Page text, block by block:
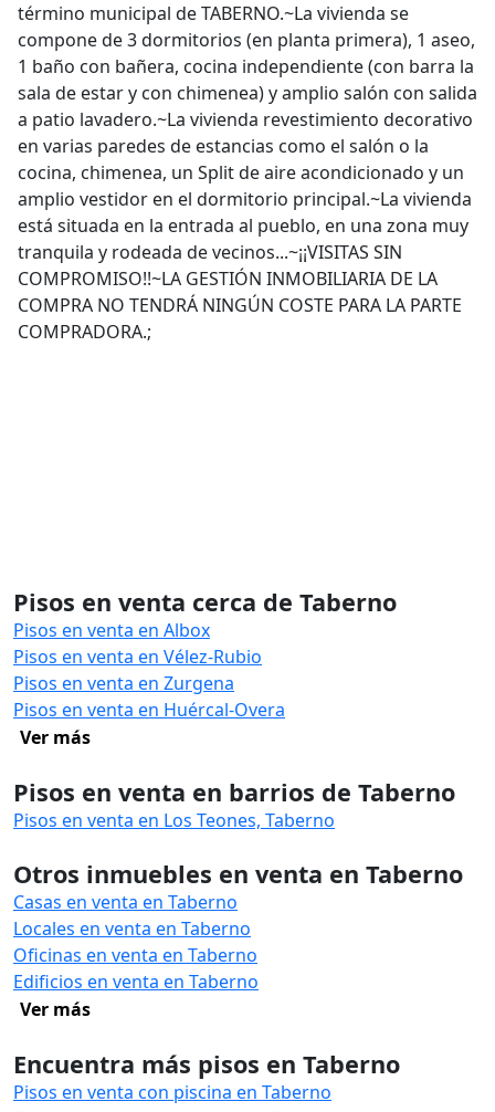
término municipal de TABERNO.~La vivienda se
compone de 3 dormitorios (en planta primera), 1 aseo,
1 baño con bañera, cocina independiente (con barra la
sala de estar y con chimenea) y amplio salón con salida
a patio lavadero.~La vivienda revestimiento decorativo
en varias paredes de estancias como el salón o la
cocina, chimenea, un Split de aire acondicionado y un
amplio vestidor en el dormitorio principal.~La vivienda
está situada en la entrada al pueblo, en una zona muy
tranquila y rodeada de vecinos...~¡¡VISITAS SIN
COMPROMISO!!~LA GESTIÓN INMOBILIARIA DE LA
COMPRA NO TENDRÁ NINGÚN COSTE PARA LA PARTE
COMPRADORA.;
Pisos en venta cerca de Taberno
Pisos en venta en Albox
Pisos en venta en Vélez-Rubio
Pisos en venta en Zurgena
Pisos en venta en Huércal-Overa
Ver más
Pisos en venta en barrios de Taberno
Pisos en venta en Los Teones, Taberno
Otros inmuebles en venta en Taberno
Casas en venta en Taberno
Locales en venta en Taberno
Oficinas en venta en Taberno
Edificios en venta en Taberno
Ver más
Encuentra más pisos en Taberno
Pisos en venta con piscina en Taberno